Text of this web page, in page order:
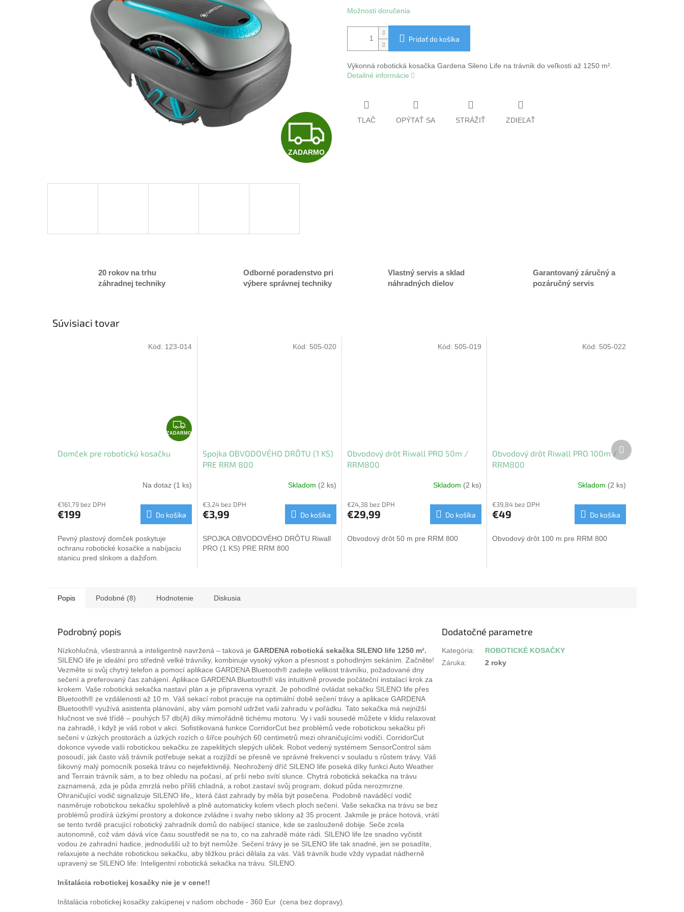
Z
A
R
O
ZADARMO
Možnosti doručenia
Pridať do košíka
Výkonná robotická kosačka Gardena Sileno Life na trávnik do veľkosti až 1250 m².
Detailné informácie
TLAČ OPÝTAŤ SA STRÁŽIŤ ZDIEĽAŤ
20 rokov na trhu
záhradnej techniky
Odborné poradenstvo pri
výbere správnej techniky
Vlastný servis a sklad
náhradných dielov
Garantovaný záručný a
pozáručný servis
Súvisiaci tovar
Z
A
M
ZADARMO
Domček pre robotickú kosačku
Na dotaz (1 ks)
€161,79 bez DPH
€199 Do košíka
Pevný plastový domček poskytuje
ochranu robotické kosačke a nabíjaciu
stanicu pred slnkom a dažďom.
Kód: 123-014
Spojka OBVODOVÉHO DRÔTU (1 KS)
PRE RRM 800
Skladom (2 ks)
€3,24 bez DPH
€3,99 Do košíka
SPOJKA OBVODOVÉHO DRÔTU Riwall
PRO (1 KS) PRE RRM 800
Kód: 505-020
Obvodový drôt Riwall PRO 50m /
RRM800
Skladom (2 ks)
€24,38 bez DPH
€29,99 Do košíka
Obvodový drôt 50 m pre RRM 800
Kód: 505-019
Obvodový drôt Riwall PRO 100m /
RRM800
Skladom (2 ks)
€39,84 bez DPH
€49 Do košíka
Obvodový drôt 100 m pre RRM 800
Kód: 505-022
Ďalší
produkt
Popis Podobné (8) Hodnotenie Diskusia
Podrobný popis
Nízkohlučná, všestranná a inteligentně navržená – taková je GARDENA robotická sekačka SILENO life 1250 m².
SILENO life je ideální pro středně velké trávníky, kombinuje vysoký výkon a přesnost s pohodlným sekáním. Začněte!
Vezměte si svůj chytrý telefon a pomocí aplikace GARDENA Bluetooth® zadejte velikost trávníku, požadované dny
sečení a preferovaný čas zahájení. Aplikace GARDENA Bluetooth® vás intuitivně provede počáteční instalací krok za
krokem. Vaše robotická sekačka nastaví plán a je připravena vyrazit. Je pohodlné ovládat sekačku SILENO life přes
Bluetooth® ze vzdálenosti až 10 m. Váš sekací robot pracuje na optimální době sečení trávy a aplikace GARDENA
Bluetooth® využívá asistenta plánování, aby vám pomohl udržet vaši zahradu v pořádku. Tato sekačka má nejnižší
hlučnost ve své třídě – pouhých 57 db(A) díky mimořádně tichému motoru. Vy i vaši sousedé můžete v klidu relaxovat
na zahradě, i když je váš robot v akci. Sofistikovaná funkce CorridorCut bez problémů vede robotickou sekačku při
sečení v úzkých prostorách a úzkých rozích o šířce pouhých 60 centimetrů mezi ohraničujícími vodiči. CorridorCut
dokonce vyvede vaši robotickou sekačku ze zapeklitých slepých uliček. Robot vedený systémem SensorControl sám
posoudí, jak často váš trávník potřebuje sekat a rozjíždí se přesně ve správné frekvenci v souladu s růstem trávy. Váš
šikovný malý pomocník poseká trávu co nejefektivněji. Neohrožený dříč SILENO life poseká díky funkci Auto Weather
and Terrain trávník sám, a to bez ohledu na počasí, ať prší nebo svítí slunce. Chytrá robotická sekačka na trávu
zaznamená, zda je půda zmrzlá nebo příliš chladná, a robot zastaví svůj program, dokud půda nerozmrzne.
Ohraničující vodič signalizuje SILENO life,, která část zahrady by měla být posečena. Podobně naváděcí vodič
nasměruje robotickou sekačku spolehlivě a plně automaticky kolem všech ploch sečení. Vaše sekačka na trávu se bez
problémů prodírá úzkými prostory a dokonce zvládne i svahy nebo sklony až 35 procent. Jakmile je práce hotová, vrátí
se tento tvrdě pracující robotický zahradník domů do nabíjecí stanice, kde se zaslouženě dobije. Seče zcela
autonomně, což vám dává více času soustředit se na to, co na zahradě máte rádi. SILENO life lze snadno vyčistit
vodou ze zahradní hadice, jednodušší už to být nemůže. Sečení trávy je se SILENO life tak snadné, jen se posadíte,
relaxujete a necháte robotickou sekačku, aby těžkou práci dělala za vás. Váš trávník bude vždy vypadat nádherně
upravený se SILENO life: Inteligentní robotická sekačka na trávu. SILENO.
Inštalácia robotickej kosačky nie je v cene!!
Inštalácia robotickej kosačky zakúpenej v našom obchode - 360 Eur (cena bez dopravy).
Dodatočné parametre
Kategória:
ROBOTICKÉ KOSAČKY
Záruka: 2 roky